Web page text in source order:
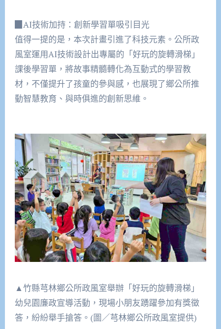
▉AI技術加持：創新學習單吸引目光
值得一提的是，本次計畫引進了科技元素。公所政
風室運用AI技術設計出專屬的「好玩的旋轉滑梯」
課後學習單，將故事精髓轉化為互動式的學習教
材，不僅提升了孩童的參與感，也展現了鄉公所推
動智慧教育、與時俱進的創新思維。
▲竹縣芎林鄉公所政風室舉辦「好玩的旋轉滑梯」
幼兒園廉政宣導活動，現場小朋友踴躍參加有獎徵
答，紛紛舉手搶答。(圖／芎林鄉公所政風室提供)